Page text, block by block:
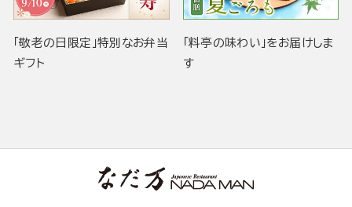
「敬老の日限定」特別なお弁当
ギフト
「料亭の味わい」をお届けしま
す